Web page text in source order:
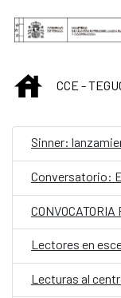
Saltar al
INICIO
CCE -
Lectores en
Lecturas al